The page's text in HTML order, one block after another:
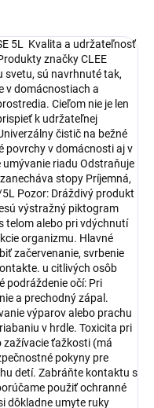
5L Kvalita a udržateľnosť
značky CLEE
svetu, sú navrhnuté tak,
v domácnostiach a
Cieľom nie je len
k udržateľnej
čistič na bežné
povrchy v domácnosti aj v
riadu Odstraňuje
stopy Príjemná,
Pozor: Dráždivý produkt
výstražný piktogram
telom alebo pri vdýchnutí
organizmu. Hlavné
začervenanie, svrbenie
u citlivých osôb
podráždenie očí: Pri
a prechodný zápal.
výparov alebo prachu
v hrdle. Toxicita pri
zažívacie ťažkosti (má
pokyny pre
detí. Zabráňte kontaktu s
použiť ochranné
dôkladne umyte ruky